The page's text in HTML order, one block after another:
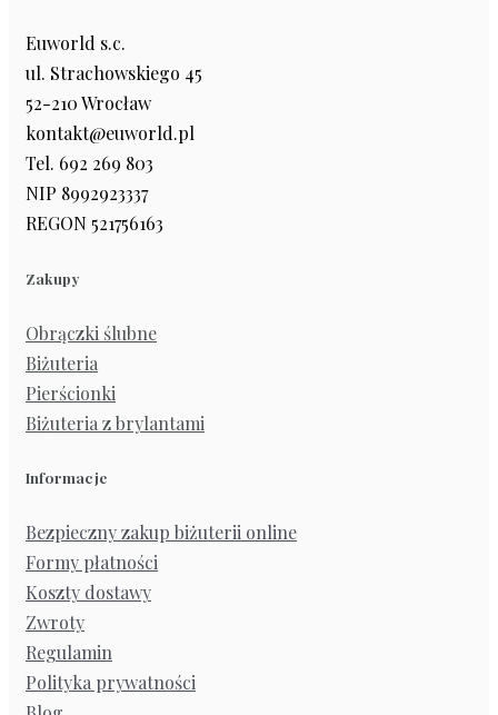
Euworld s.c.
ul. Strachowskiego 45
52-210 Wrocław
kontakt@euworld.pl
Tel. 692 269 803
NIP 8992923337
REGON 521756163
Zakupy
Obrączki ślubne
Biżuteria
Pierścionki
Biżuteria z brylantami
Informacje
Bezpieczny zakup biżuterii online
Formy płatności
Koszty dostawy
Zwroty
Regulamin
Polityka prywatności